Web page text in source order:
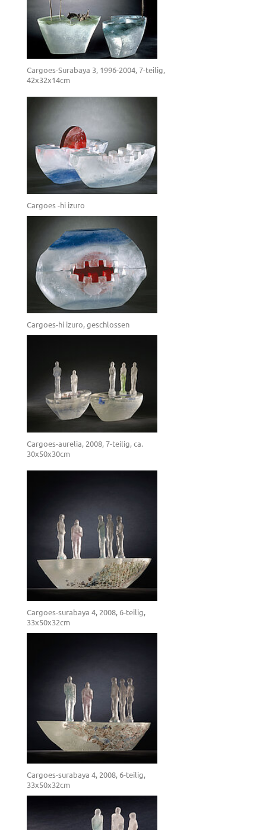
Cargoes-Surabaya 3, 1996-2004, 7-teilig,
42x32x14cm
Cargoes -hi izuro
Cargoes-hi izuro, geschlossen
Cargoes-aurelia, 2008, 7-teilig, ca.
30x50x30cm
Cargoes-surabaya 4, 2008, 6-teilig,
33x50x32cm
Cargoes-surabaya 4, 2008, 6-teilig,
33x50x32cm